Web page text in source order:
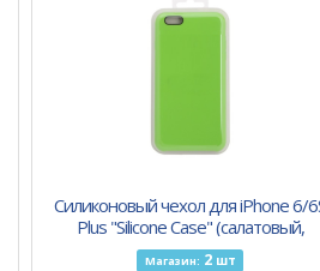
Силиконовый чехол для iPhone 6/
Plus "Silicone Case" (салатовый,
блистер) 31
Магазин: 2шт